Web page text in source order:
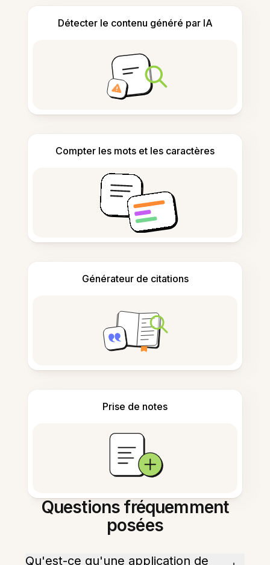
Détecter le contenu généré par IA
Compter les mots et les caractères
Générateur de citations
Prise de notes
Questions fréquemment
posées
Qu'est-ce qu'une application de